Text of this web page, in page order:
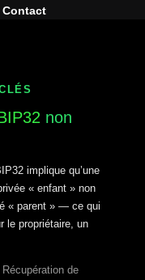
Contact
non
implique qu’une
« enfant » non
« parent » — ce qui
le propriétaire, un
de